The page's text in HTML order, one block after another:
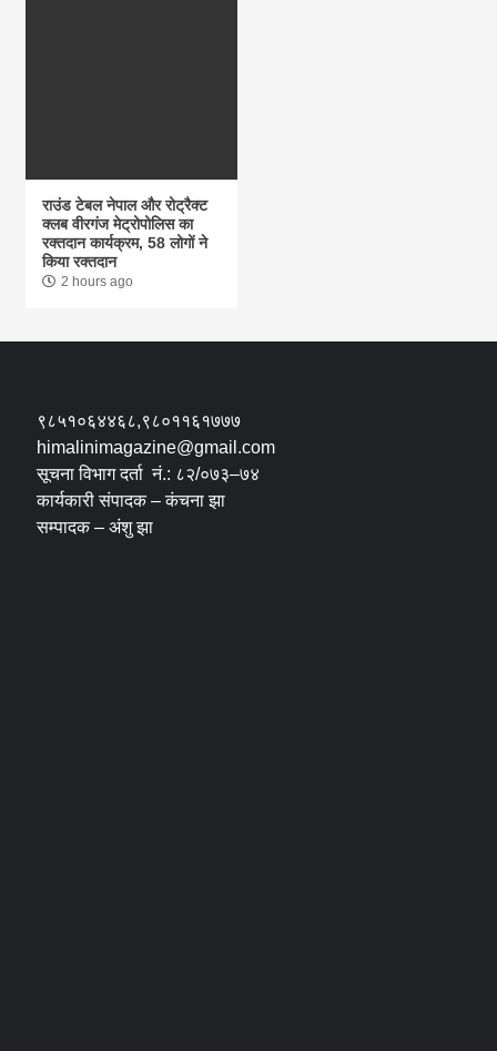
राउंड टेबल नेपाल और रोट्रैक्ट
क्लब वीरगंज मेट्रोपोलिस का
रक्तदान कार्यक्रम, 58 लोगों ने
किया रक्तदान
2 hours ago
९८५१०६४४६८,९८०११६१७७७
himalinimagazine@gmail.com
सूचना विभाग दर्ता नं.: ८२/०७३–७४
कार्यकारी संपादक – कंचना झा
सम्पादक – अंशु झा